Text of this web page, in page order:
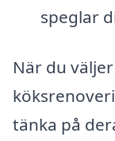
speglar
När du
tänka på